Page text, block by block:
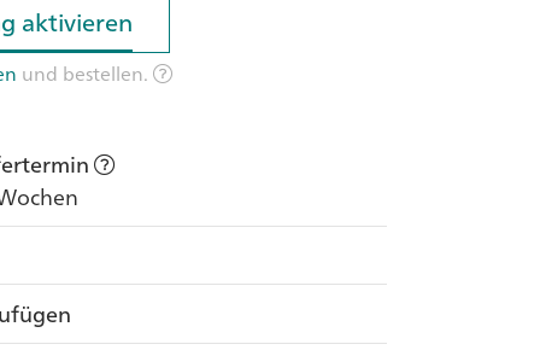
aktivieren
aktivieren
und bestellen.